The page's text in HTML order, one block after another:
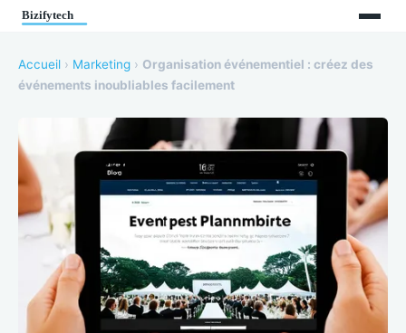
Accueil › Marketing › Organisation événementiel : créez des
événements inoubliables facilement